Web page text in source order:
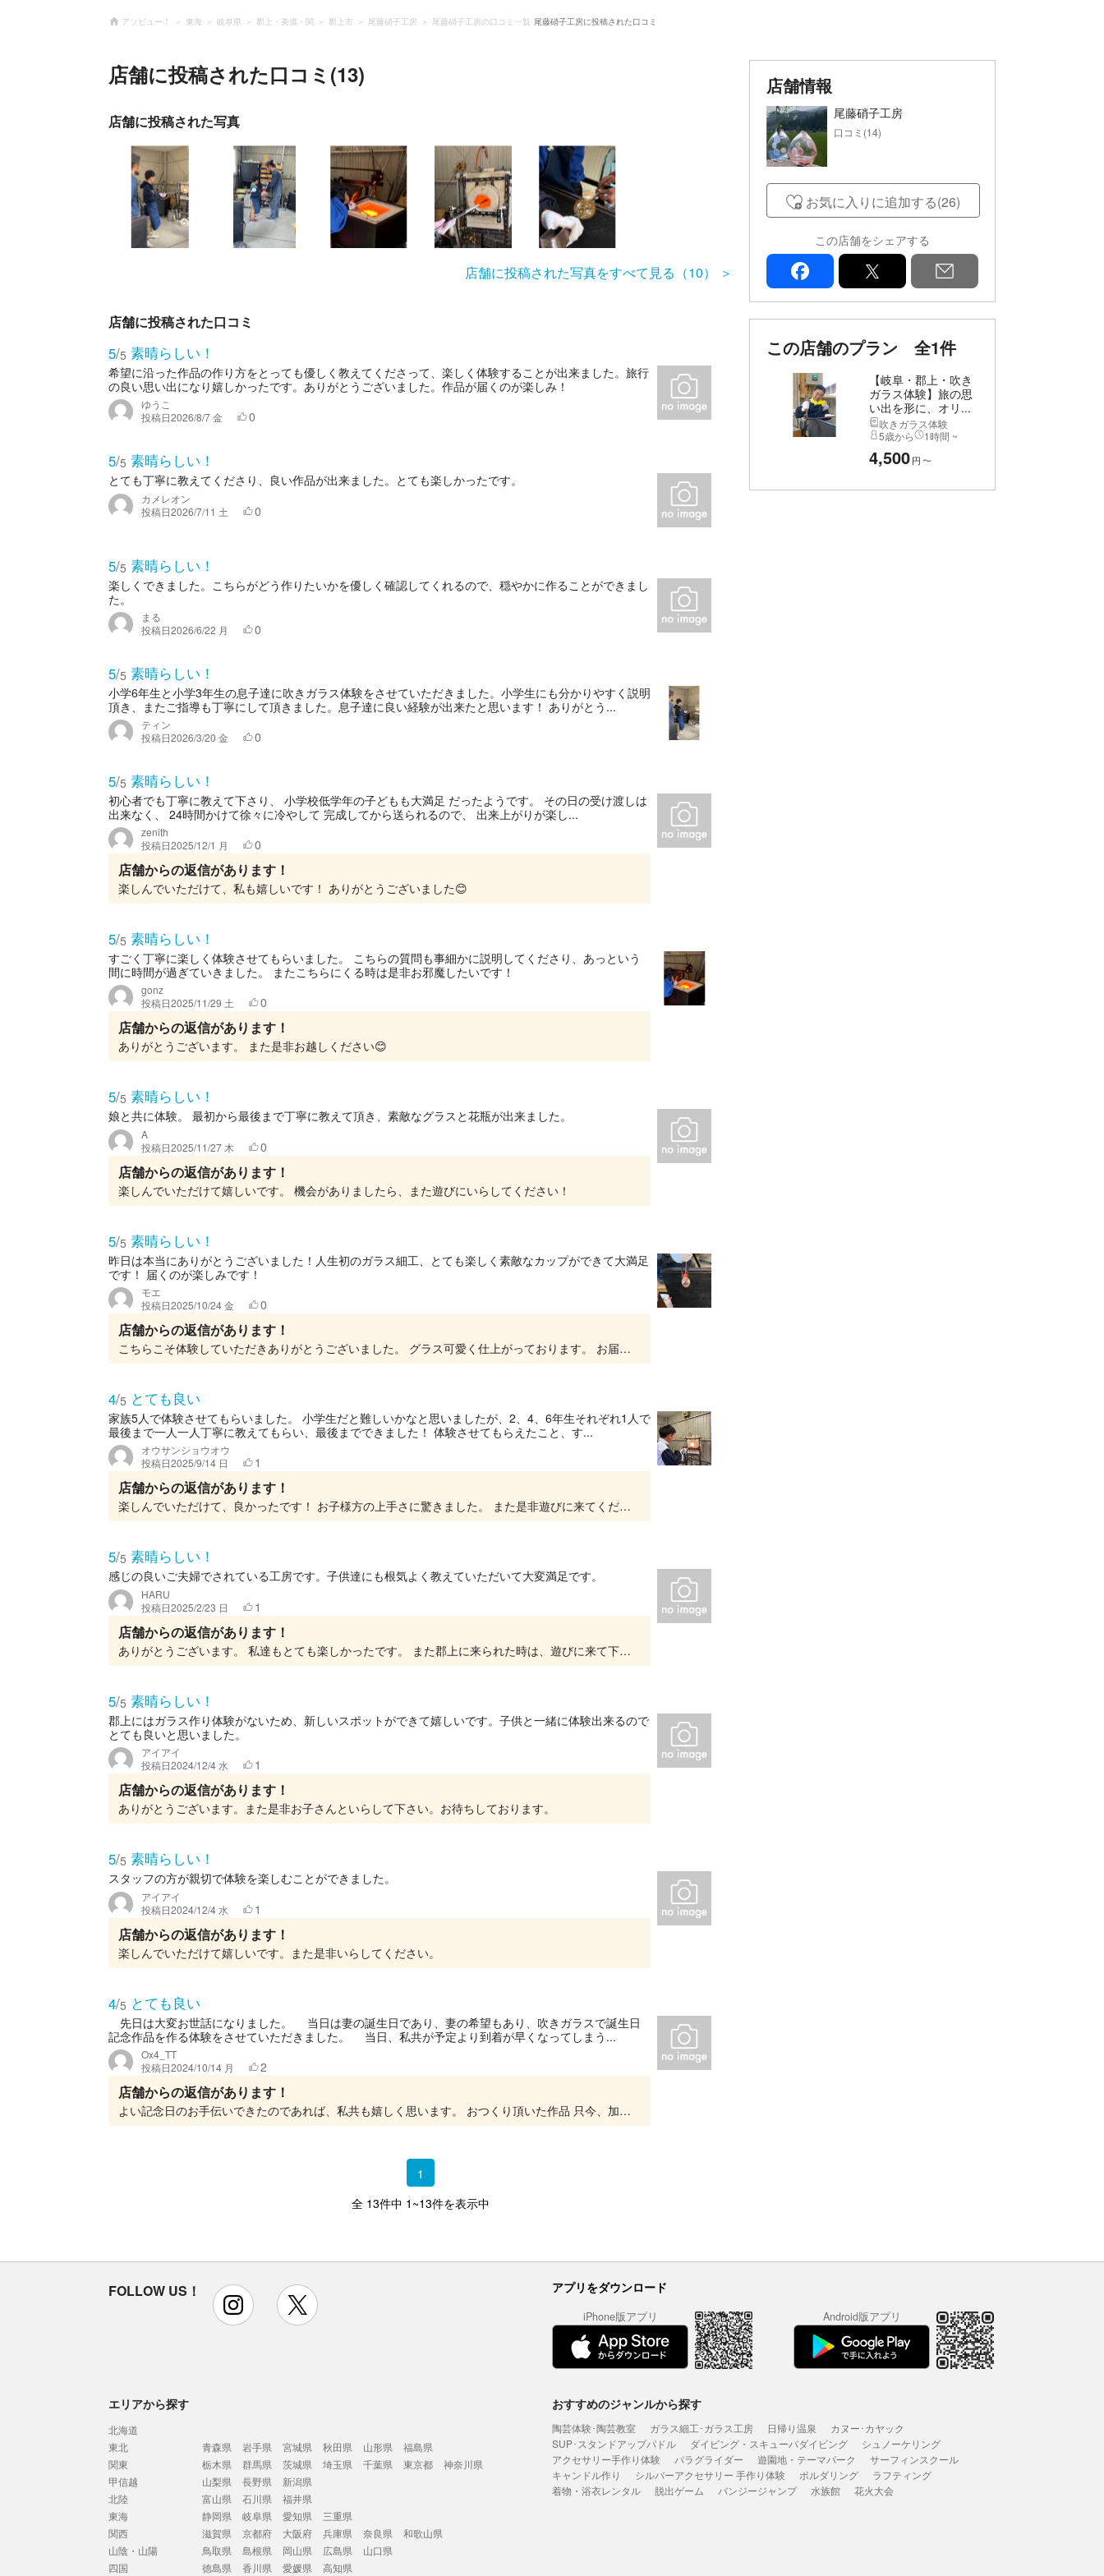
アソビュー！ 東海 岐阜県 郡上・美濃・関 郡上市 尾藤硝子工房 尾藤硝子工房の口コミ一覧 尾藤硝子工房に投稿された口コミ
店舗に投稿された口コミ(13)
店舗に投稿された写真
店舗に投稿された写真をすべて見る（10）
店舗に投稿された口コミ
5/5 素晴らしい！
希望に沿った作品の作り方をとっても優しく教えてくださって、楽しく体験することが出来ました。旅行
の良い思い出になり嬉しかったです。ありがとうございました。作品が届くのが楽しみ！
ゆうこ
投稿日2026/8/7 金 0
5/5 素晴らしい！
とても丁寧に教えてくださり、良い作品が出来ました。とても楽しかったです。
カメレオン
投稿日2026/7/11 土 0
5/5 素晴らしい！
楽しくできました。こちらがどう作りたいかを優しく確認してくれるので、穏やかに作ることができまし
た。
まる
投稿日2026/6/22 月 0
5/5 素晴らしい！
小学6年生と小学3年生の息子達に吹きガラス体験をさせていただきました。小学生にも分かりやすく説明
頂き、またご指導も丁寧にして頂きました。息子達に良い経験が出来たと思います！ ありがとう...
ティン
投稿日2026/3/20 金 0
5/5 素晴らしい！
初心者でも丁寧に教えて下さり、 小学校低学年の子どもも大満足 だったようです。 その日の受け渡しは
出来なく、 24時間かけて徐々に冷やして 完成してから送られるので、 出来上がりが楽し...
zenith
投稿日2025/12/1 月 0
店舗からの返信があります！
楽しんでいただけて、私も嬉しいです！ ありがとうございました😊
5/5 素晴らしい！
すごく丁寧に楽しく体験させてもらいました。 こちらの質問も事細かに説明してくださり、あっという
間に時間が過ぎていきました。 またこちらにくる時は是非お邪魔したいです！
gonz
投稿日2025/11/29 土 0
店舗からの返信があります！
ありがとうございます。 また是非お越しください😊
5/5 素晴らしい！
娘と共に体験。 最初から最後まで丁寧に教えて頂き、素敵なグラスと花瓶が出来ました。
A
投稿日2025/11/27 木 0
店舗からの返信があります！
楽しんでいただけて嬉しいです。 機会がありましたら、また遊びにいらしてください！
5/5 素晴らしい！
昨日は本当にありがとうございました！人生初のガラス細工、とても楽しく素敵なカップができて大満足
です！ 届くのが楽しみです！
モエ
投稿日2025/10/24 金 0
店舗からの返信があります！
こちらこそ体験していただきありがとうございました。 グラス可愛く仕上がっております。 お届けまでもう少々お待ちください。
4/5 とても良い
家族5人で体験させてもらいました。 小学生だと難しいかなと思いましたが、2、4、6年生それぞれ1人で
最後まで一人一人丁寧に教えてもらい、最後までできました！ 体験させてもらえたこと、す...
オウサンショウオウ
投稿日2025/9/14 日 1
店舗からの返信があります！
楽しんでいただけて、良かったです！ お子様方の上手さに驚きました。 また是非遊びに来てください!
5/5 素晴らしい！
感じの良いご夫婦でされている工房です。子供達にも根気よく教えていただいて大変満足です。
HARU
投稿日2025/2/23 日 1
店舗からの返信があります！
ありがとうございます。 私達もとても楽しかったです。 また郡上に来られた時は、遊びに来て下さい！
5/5 素晴らしい！
郡上にはガラス作り体験がないため、新しいスポットができて嬉しいです。子供と一緒に体験出来るので
とても良いと思いました。
アイアイ
投稿日2024/12/4 水 1
店舗からの返信があります！
ありがとうございます。また是非お子さんといらして下さい。お待ちしております。
5/5 素晴らしい！
スタッフの方が親切で体験を楽しむことができました。
アイアイ
投稿日2024/12/4 水 1
店舗からの返信があります！
楽しんでいただけて嬉しいです。また是非いらしてください。
4/5 とても良い
先日は大変お世話になりました。 当日は妻の誕生日であり、妻の希望もあり、吹きガラスで誕生日
記念作品を作る体験をさせていただきました。 当日、私共が予定より到着が早くなってしまう...
Ox4_TT
投稿日2024/10/14 月 2
店舗からの返信があります！
よい記念日のお手伝いできたのであれば、私共も嬉しく思います。 おつくり頂いた作品 只今、加工、発送準備中です。 今しばらくお待ちください。 この度は、まことにありがとうございました...
1
全 13件中 1~13件を表示中
店舗情報
尾藤硝子工房
口コミ(14)
お気に入りに追加する(26)
この店舗をシェアする
facebook
この店舗のプラン 全1件
【岐阜・郡上・吹き
ガラス体験】旅の思
い出を形に、オリ...
吹きガラス体験
5歳から
1時間 ~
4,500円 〜
FOLLOW US！ instagram アプリをダウンロード
iPhone版アプリ Android版アプリ
エリアから探す
北海道
東北
青森県 岩手県 宮城県 秋田県 山形県
福島県
関東
栃木県 群馬県 茨城県 埼玉県 千葉県 東京都
神奈川県
甲信越
山梨県 長野県
新潟県
北陸
富山県 石川県
福井県
東海
静岡県 岐阜県 愛知県
三重県
関西
滋賀県 京都府 大阪府 兵庫県 奈良県
和歌山県
山陰・山陽
鳥取県 島根県 岡山県 広島県
山口県
四国
徳島県 香川県 愛媛県 高知県
おすすめのジャンルから探す
陶芸体験･陶芸教室 ガラス細工･ガラス工房 日帰り温泉
カヌー･カヤック
SUP･スタンドアップパドル
ダイビング・スキューバダイビング
シュノーケリング
アクセサリー手作り体験
パラグライダー 遊園地・テーマパーク
サーフィンスクール
キャンドル作り
シルバーアクセサリー 手作り体験 ボルダリング
ラフティング
着物・浴衣レンタル
脱出ゲーム バンジージャンプ 水族館 花火大会